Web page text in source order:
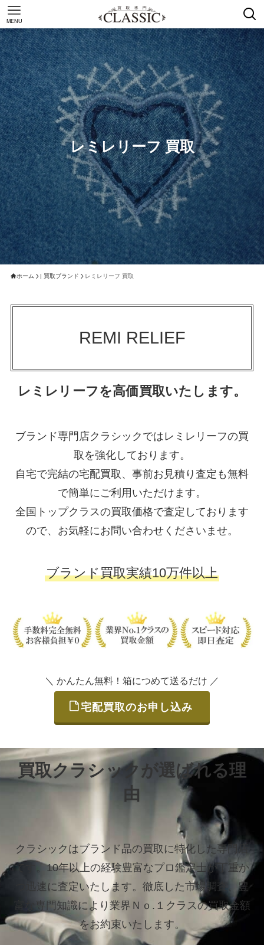
MENU
レミレリーフ 買取
ホーム | 買取ブランド レミレリーフ 買取
REMI RELIEF
レミレリーフを高価買取いたします。
ブランド専門店クラシックではレミレリーフの買
取を強化しております。
自宅で完結の宅配買取、事前お見積り査定も無料
で簡単にご利用いただけます。
全国トップクラスの買取価格で査定しております
ので、お気軽にお問い合わせくださいませ。
ブランド買取実績10万件以上
＼ かんたん無料！箱につめて送るだけ ／
宅配買取のお申し込み
買取クラシックが選ばれる理
由
クラシックはブランド品の買取に特化した専門店
です。10年以上の経験豊富なプロ鑑定士が丁重か
つ迅速に査定いたします。 徹底した市場調査、豊
富な専門知識により業界Ｎｏ.１クラスの買取金額
をお約束いたします。